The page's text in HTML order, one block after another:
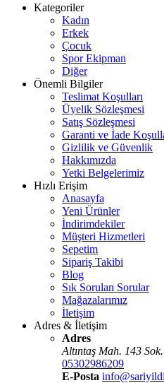
Kategoriler
Kadın
Erkek
Çocuk
Spor Ekipman
Diğer
Önemli Bilgiler
Teslimat Koşulları
Üyelik Sözleşmesi
Satış Sözleşmesi
Garanti ve İade
Gizlilik ve Güvenlik
Hakkımızda
Yetki Belgelerimiz
Hızlı Erişim
Anasayfa
Yeni Ürünler
İndirimdekiler
Müşteri Hizmetleri
Sepetim
Sipariş Takibi
Blog
Sık Sorulan Sorular
Mağazalarımız
İletişim
Adres & İletişim
Adres
Altıntaş Mah. 143
05302986209
E-Posta